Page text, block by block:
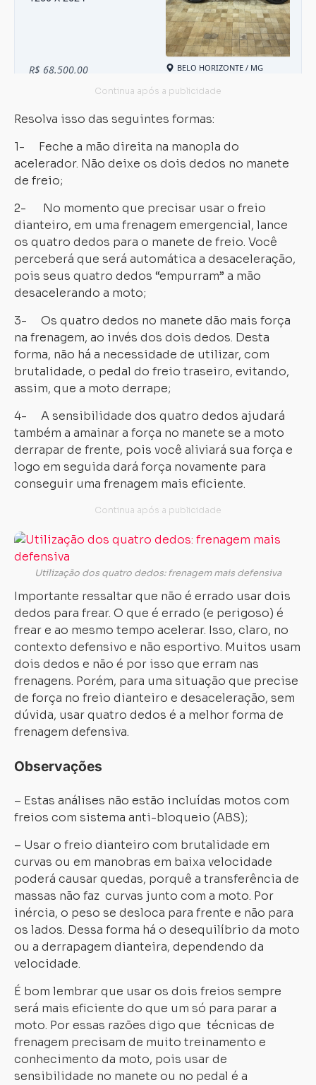
Resolva isso das seguintes formas:
1- Feche a mão direita na manopla do
acelerador. Não deixe os dois dedos no manete
de freio;
2- No momento que precisar usar o freio
dianteiro, em uma frenagem emergencial, lance
os quatro dedos para o manete de freio. Você
perceberá que será automática a desaceleração,
pois seus quatro dedos “empurram” a mão
desacelerando a moto;
3- Os quatro dedos no manete dão mais força
na frenagem, ao invés dos dois dedos. Desta
forma, não há a necessidade de utilizar, com
brutalidade, o pedal do freio traseiro, evitando,
assim, que a moto derrape;
4- A sensibilidade dos quatro dedos ajudará
também a amainar a força no manete se a moto
derrapar de frente, pois você aliviará sua força e
logo em seguida dará força novamente para
conseguir uma frenagem mais eficiente.
Utilização dos quatro dedos: frenagem mais defensiva
Importante ressaltar que não é errado usar dois
dedos para frear. O que é errado (e perigoso) é
frear e ao mesmo tempo acelerar. Isso, claro, no
contexto defensivo e não esportivo. Muitos usam
dois dedos e não é por isso que erram nas
frenagens. Porém, para uma situação que precise
de força no freio dianteiro e desaceleração, sem
dúvida, usar quatro dedos é a melhor forma de
frenagem defensiva.
Observações
– Estas análises não estão incluídas motos com
freios com sistema anti-bloqueio (ABS);
– Usar o freio dianteiro com brutalidade em
curvas ou em manobras em baixa velocidade
poderá causar quedas, porquê a transferência de
massas não faz curvas junto com a moto. Por
inércia, o peso se desloca para frente e não para
os lados. Dessa forma há o desequilíbrio da moto
ou a derrapagem dianteira, dependendo da
velocidade.
É bom lembrar que usar os dois freios sempre
será mais eficiente do que um só para parar a
moto. Por essas razões digo que técnicas de
frenagem precisam de muito treinamento e
conhecimento da moto, pois usar de
sensibilidade no manete ou no pedal é a
Carregando...
Carregando...